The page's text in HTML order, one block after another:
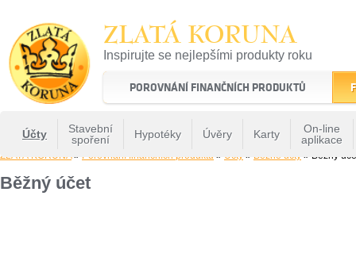
ZLATÁ KORUNA
Inspirujte se nejlepšími produkty roku
22 let tradice a kvality na finančním trhu
POROVNÁNÍ FINANČNÍCH PRODUKTŮ
Účty
Stavební
spoření
Hypotéky Úvěry Karty
On-line
aplikace
ZLATÁ KORUNA» Porovnání finančních produktů » Účty » Běžné účty » Běžný
Běžný účet